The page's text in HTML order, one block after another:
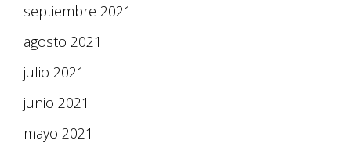
septiembre 2021
agosto 2021
julio 2021
junio 2021
mayo 2021